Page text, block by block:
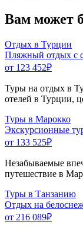
Вам может
Отдых в Турции
Пляжный отдых с
от 123 452₽
Туры на отдых в
отелей в Турции,
Туры в Марокко
Экскурсионные
от 133 525₽
Незабываемые
путешествие в
Туры в Танзанию
Отдых на
от 216 089₽